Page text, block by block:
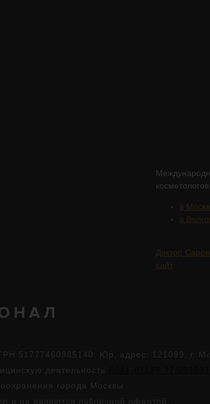
в
в
Доктор
сайт
51777460985140. Юр. адрес: 121099, г.
деятельность
города Москвы
и не являются публичной офертой.